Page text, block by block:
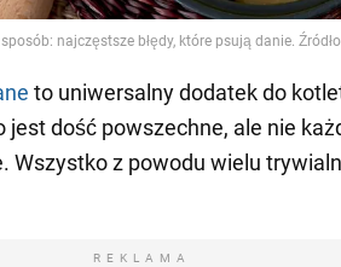
najczęstsze błędy, które psują danie.
to uniwersalny dodatek do
jest dość powszechne, ale nie
Wszystko z powodu wielu
REKLAMA